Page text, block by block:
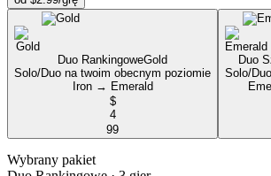
Duo RankingoweGold
Solo/Duo na twoim obecnym poziomie
Iron → Emerald
$
4
99
Duo
Solo/
Wybrany pakiet